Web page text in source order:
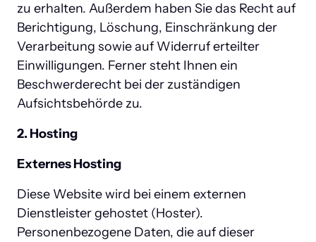
zu erhalten. Außerdem haben Sie das Recht auf
Berichtigung, Löschung, Einschränkung der
Verarbeitung sowie auf Widerruf erteilter
Einwilligungen. Ferner steht Ihnen ein
Beschwerderecht bei der zuständigen
Aufsichtsbehörde zu.
2. Hosting
Externes Hosting
Diese Website wird bei einem externen
Dienstleister gehostet (Hoster).
Personenbezogene Daten, die auf dieser